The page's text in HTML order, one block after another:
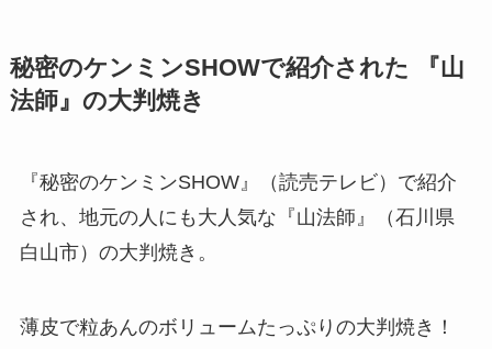
秘密のケンミンSHOWで紹介された 『山
法師』の大判焼き
『秘密のケンミンSHOW』（読売テレビ）で紹介
され、地元の人にも大人気な『山法師』（石川県
白山市）の大判焼き。
薄皮で粒あんのボリュームたっぷりの大判焼き！